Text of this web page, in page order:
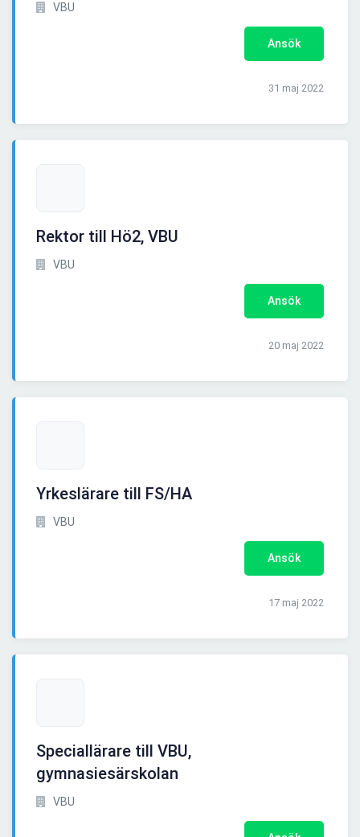
VBU
Ansök
31 maj 2022
Rektor till Hö2, VBU
VBU
Ansök
20 maj 2022
Yrkeslärare till FS/HA
VBU
Ansök
17 maj 2022
Speciallärare till VBU,
gymnasiesärskolan
VBU